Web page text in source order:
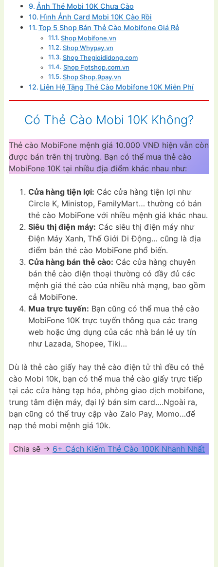
Ảnh Thẻ Mobi 10K Chưa Cào
Hình Ảnh Card Mobi 10K Cào Rồi
Top 5 Shop Bán Thẻ Cào Mobifone Giá Rẻ
Shop Mobifone.vn
Shop Whypay.vn
Shop Thegioididong.com
Shop Fptshop.com.vn
Shop Shop.9pay.vn
Liên Hệ Tặng Thẻ Cào Mobifone 10K Miễn Phí
Có Thẻ Cào Mobi 10K Không?
Thẻ cào MobiFone mệnh giá 10.000 VNĐ hiện vẫn còn
được bán trên thị trường. Bạn có thể mua thẻ cào
MobiFone 10K tại nhiều địa điểm khác nhau như:
Cửa hàng tiện lợi: Các cửa hàng tiện lợi như
Circle K, Ministop, FamilyMart… thường có bán
thẻ cào MobiFone với nhiều mệnh giá khác nhau.
Siêu thị điện máy: Các siêu thị điện máy như
Điện Máy Xanh, Thế Giới Di Động… cũng là địa
điểm bán thẻ cào MobiFone phổ biến.
Cửa hàng bán thẻ cào: Các cửa hàng chuyên
bán thẻ cào điện thoại thường có đầy đủ các
mệnh giá thẻ cào của nhiều nhà mạng, bao gồm
cả MobiFone.
Mua trực tuyến: Bạn cũng có thể mua thẻ cào
MobiFone 10K trực tuyến thông qua các trang
web hoặc ứng dụng của các nhà bán lẻ uy tín
như Lazada, Shopee, Tiki…
Dù là thẻ cào giấy hay thẻ cào điện tử thì đều có thẻ
cào Mobi 10k, bạn có thể mua thẻ cào giấy trực tiếp
tại các cửa hàng tạp hóa, phòng giao dịch mobifone,
trung tâm điện máy, đại lý bán sim card….Ngoài ra,
bạn cũng có thể truy cập vào Zalo Pay, Momo…để
nạp thẻ mobi mệnh giá 10k.
Chia sẽ -> 6+ Cách Kiếm Thẻ Cào 100K Nhanh Nhất